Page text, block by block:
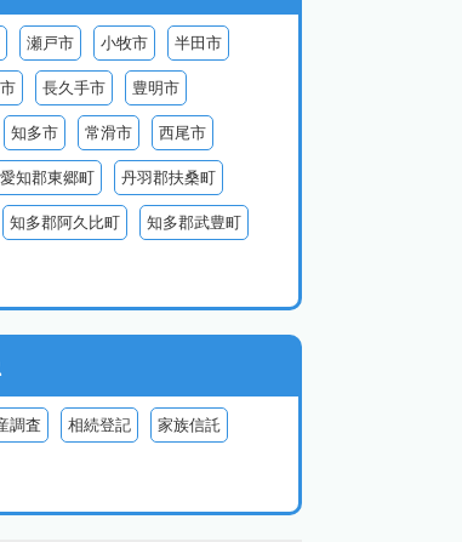
瀬戸市 小牧市 半田市
長久手市 豊明市
知多市 常滑市 西尾市
愛知郡東郷町 丹羽郡扶桑町
知多郡阿久比町 知多郡武豊町
調査 相続登記 家族信託